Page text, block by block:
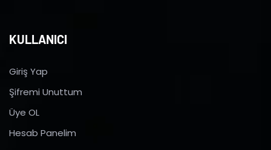
KULLANICI
Giriş Yap
Şifremi Unuttum
Üye OL
Hesab Panelim